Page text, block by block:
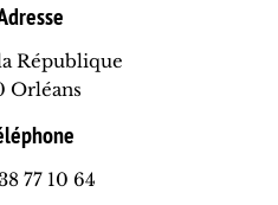
République
Orléans
77 10 64